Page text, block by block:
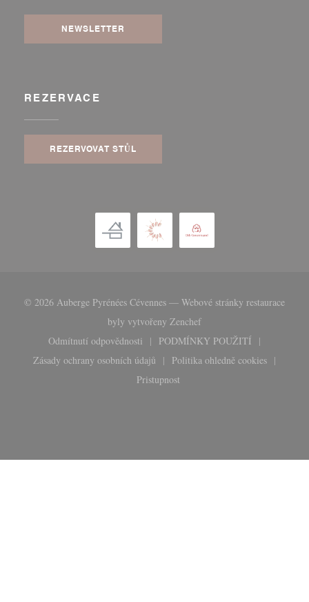
NEWSLETTER
REZERVACE
REZERVOVAT STŮL
© 2026 Auberge Pyrénées Cévennes — Webové stránky restaurace
byly vytvořeny Zenchef((otevře se v novém okně))
Odmítnutí odpovědnosti
((otevře se v novém okně))
PODMÍNKY POUŽITÍ
((otevře se v novém
Zásady ochrany osobních údajů
((otevře se v novém okně))
Politika ohledně cookies
((otevře se v
Pristupnost
((otevře se v novém okně))